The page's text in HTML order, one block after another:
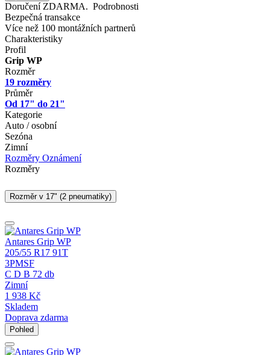
Doručení ZDARMA. Podrobnosti
Bezpečná transakce
Více než 100 montážních partnerů
Charakteristiky
Profil
Grip WP
Rozměr
19 rozměry
Průměr
Od 17" do 21"
Kategorie
Auto / osobní
Sezóna
Zimní
Rozměry Oznámení
Rozměry
Rozměr v 17" (2 pneumatiky)
Antares Grip WP
205/55 R17 91T
3PMSF
C D B 72 db
Zimní
1 938 Kč
Skladem
Doprava zdarma
Pohled